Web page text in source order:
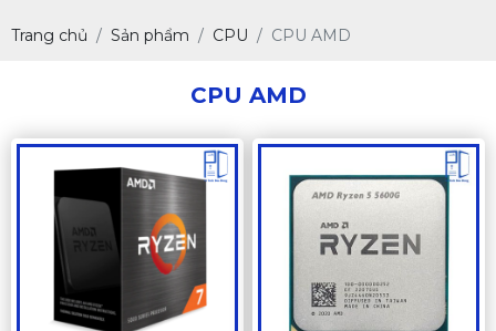
Trang chủ Sản phẩm CPU CPU AMD
CPU AMD